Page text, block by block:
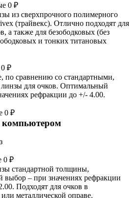
0 ₽
из сверхпрочного полимерного
(трайвекс). Отлично подходят для
а также для безободковых (без
и тонких титановых
0 ₽
по сравнению со стандартными,
для очков. Оптимальный
рефракции до +/- 4.00.
0 ₽
компьютером
0 ₽
стандартной толщины,
выбор – при значениях рефракции
Подходят для очков в
металлической оправе.